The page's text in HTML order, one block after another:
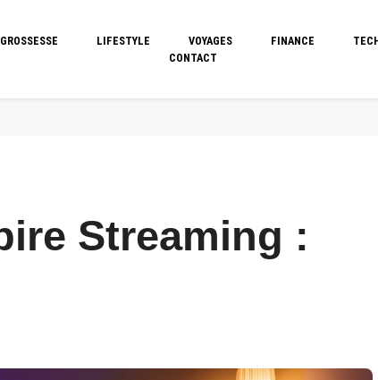
GROSSESSE LIFESTYLE VOYAGES FINANCE
CONTACT
Streaming :